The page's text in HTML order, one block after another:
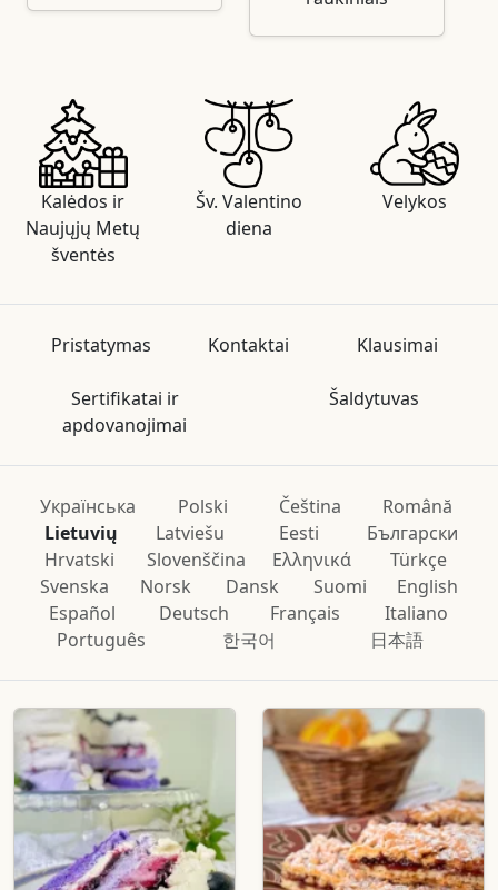
Kalėdos ir
Naujųjų Metų
šventės
Šv. Valentino
diena
Velykos
Pristatymas Kontaktai Klausimai
Sertifikatai ir
apdovanojimai
Šaldytuvas
Українська Polski Čeština
Română
Lietuvių
Latviešu Eesti
Български
Hrvatski
Slovenščina Ελληνικά
Türkçe
Svenska
Norsk Dansk Suomi
English
Español
Deutsch Français
Italiano
Português
한국어 日本語